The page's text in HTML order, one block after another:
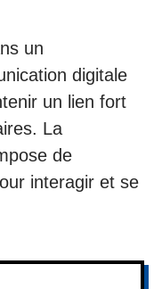
un
digitale
un lien fort
La
de
interagir et se